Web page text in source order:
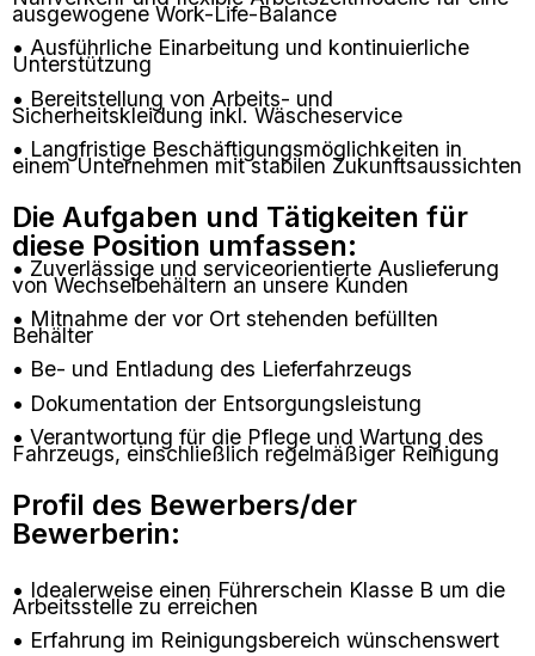
ausgewogene Work-Life-Balance
• Ausführliche Einarbeitung und kontinuierliche
Unterstützung
• Bereitstellung von Arbeits- und
Sicherheitskleidung inkl. Wäscheservice
• Langfristige Beschäftigungsmöglichkeiten in
einem Unternehmen mit stabilen Zukunftsaussichten
Die Aufgaben und Tätigkeiten für
diese Position umfassen:
• Zuverlässige und serviceorientierte Auslieferung
von Wechselbehältern an unsere Kunden
• Mitnahme der vor Ort stehenden befüllten
Behälter
• Be- und Entladung des Lieferfahrzeugs
• Dokumentation der Entsorgungsleistung
• Verantwortung für die Pflege und Wartung des
Fahrzeugs, einschließlich regelmäßiger Reinigung
Profil des Bewerbers/der
Bewerberin:
• Idealerweise einen Führerschein Klasse B um die
Arbeitsstelle zu erreichen
• Erfahrung im Reinigungsbereich wünschenswert